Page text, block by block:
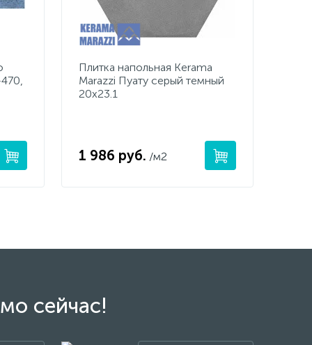
Плитка напольная Kerama
Marazzi Пуату серый темный
20x23.1
1 986 руб. /м2
сейчас!